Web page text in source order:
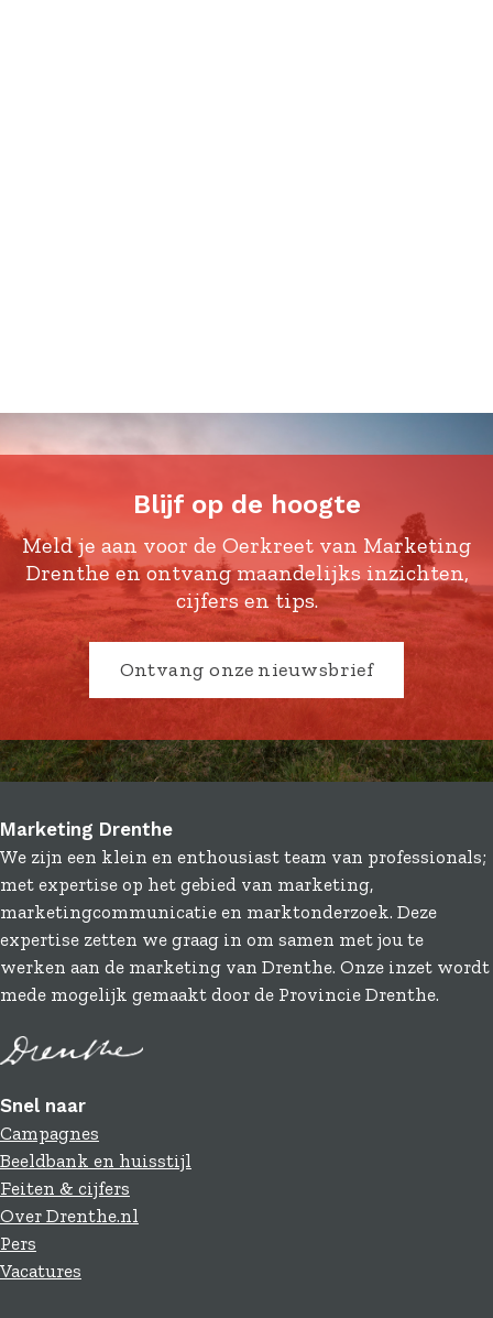
Blijf op de hoogte
Meld je aan voor de Oerkreet van Marketing
Drenthe en ontvang maandelijks inzichten,
cijfers en tips.
Ontvang onze nieuwsbrief
Marketing Drenthe
We zijn een klein en enthousiast team van professionals;
met expertise op het gebied van marketing,
marketingcommunicatie en marktonderzoek. Deze
expertise zetten we graag in om samen met jou te
werken aan de marketing van Drenthe. Onze inzet wordt
mede mogelijk gemaakt door de Provincie Drenthe.
Snel naar
Campagnes
Beeldbank en huisstijl
Feiten & cijfers
Over Drenthe.nl
Pers
Vacatures